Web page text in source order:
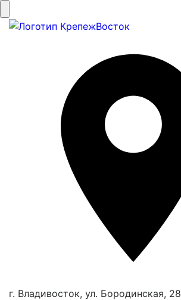
г. Владивосток, ул. Бородинская, 28